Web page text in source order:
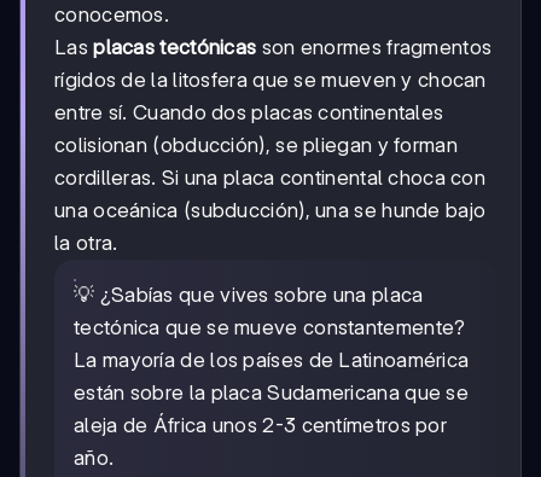
conocemos.
Lasplacas tectónicas son enormes fragmentos
rígidos de la litosfera que se mueven y chocan
entre sí. Cuando dos placas continentales
colisionan (obducción), se pliegan y forman
cordilleras. Si una placa continental choca con
una oceánica (subducción), una se hunde bajo
la otra.
💡 ¿Sabías que vives sobre una placa
tectónica que se mueve constantemente?
La mayoría de los países de Latinoamérica
están sobre la placa Sudamericana que se
aleja de África unos 2-3 centímetros por
año.